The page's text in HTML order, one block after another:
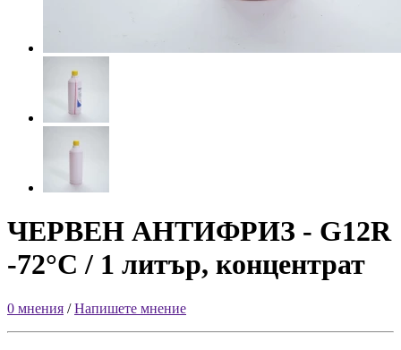
ЧЕРВЕН АНТИФРИЗ - G12R
-72°C / 1 литър, концентрат
0 мнения /Напишете мнение